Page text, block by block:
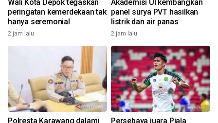
Wali Kota Depok tegaskan
peringatan kemerdekaan tak
hanya seremonial
2 jam lalu
Akademisi UI kembangkan
panel surya PVT hasilkan
listrik dan air panas
2 jam lalu
Polresta Karawang dalami
Persebaya juara Piala